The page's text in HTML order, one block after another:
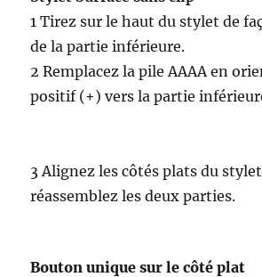
1 Tirez sur le haut du stylet de
de la partie inférieure.
2 Remplacez la pile AAAA en
positif (+) vers la partie
3 Alignez les côtés plats du
réassemblez les deux parties.
Bouton unique sur le côté plat